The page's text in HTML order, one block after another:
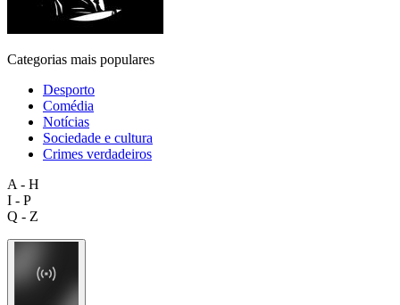
Categorias mais populares
Desporto
Comédia
Notícias
Sociedade e cultura
Crimes verdadeiros
A - H
I - P
Q - Z